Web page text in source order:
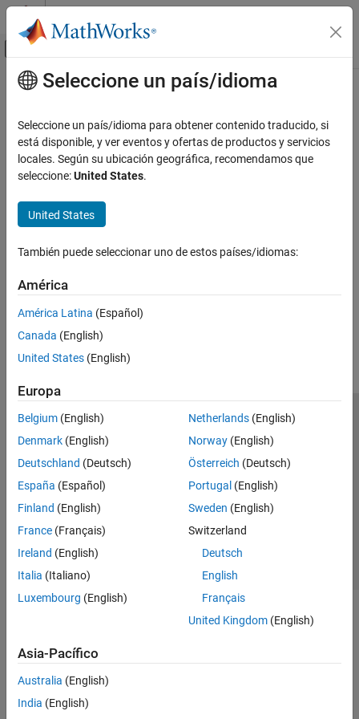
Saltar al contenido
Mostrar/ocultar menú de navegación
Inicio de Documentación
Contenido principal
How useful was this information?
Seleccione un país/idioma
Seleccione un país/idioma para obtener contenido traducido, si
está disponible, y ver eventos y ofertas de productos y servicios
locales. Según su ubicación geográfica, recomendamos que
seleccione:United States.
United States
También puede seleccionar uno de estos países/idiomas:
América
América Latina (Español)
Canada (English)
United States (English)
Europa
Belgium (English)
Denmark (English)
Deutschland (Deutsch)
España (Español)
Finland (English)
France (Français)
Ireland (English)
Italia (Italiano)
Luxembourg (English)
Netherlands(English)
Norway(English)
Österreich (Deutsch)
Portugal (English)
Sweden (English)
Switzerland
Deutsch
English
Français
United Kingdom(English)
Asia-Pacífico
Australia (English)
India (English)
Centro de confianza
Marcas comerciales
Política de privacidad
Antipiratería
Estado de las aplicaciones
Información de contacto
© 1994-2026 The MathWorks, Inc.